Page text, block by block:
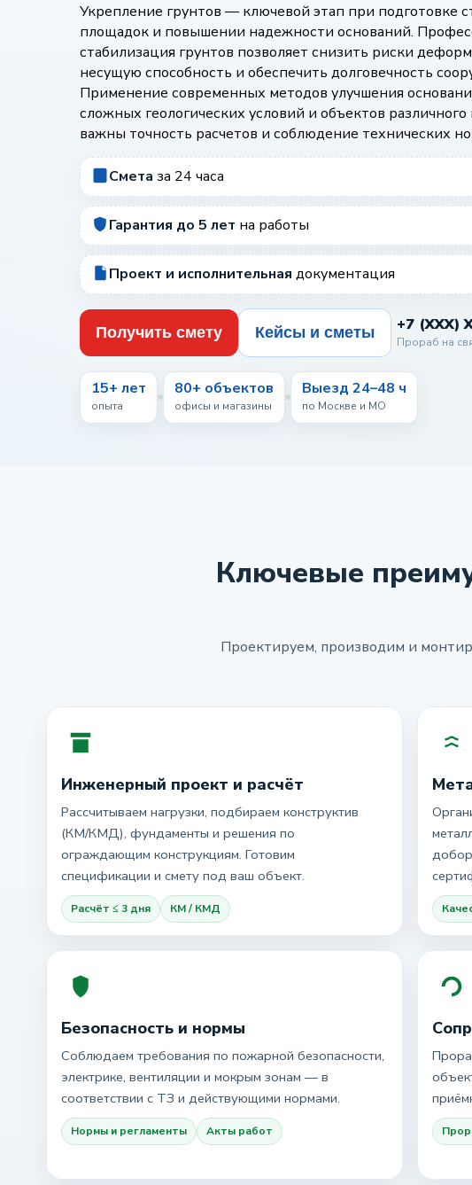
Укрепление грунтов — ключевой этап при подготовке
площадок и повышении надежности оснований.
стабилизация грунтов позволяет снизить риски
несущую способность и обеспечить долговечность
Применение современных методов улучшения
сложных геологических условий и объектов различного
важны точность расчетов и соблюдение технических
Смета за 24 часа
Гарантия до 5 лет на работы
Проект и исполнительная документация
Получить смету Кейсы и сметы +7 (XXX)
Прораб на
15+ лет
опыта
80+ объектов
офисы и магазины
Выезд 24–48 ч
по Москве и МО
Ключевые
Проектируем, производим и
Инженерный проект и расчёт
Рассчитываем нагрузки, подбираем конструктив
(КМ/КМД), фундаменты и решения по
ограждающим конструкциям. Готовим
спецификации и смету под ваш объект.
Расчёт ≤ 3 дня КМ / КМД
Безопасность и нормы
Соблюдаем требования по пожарной безопасности,
электрике, вентиляции и мокрым зонам — в
соответствии с ТЗ и действующими нормами.
Нормы и регламенты Акты работ